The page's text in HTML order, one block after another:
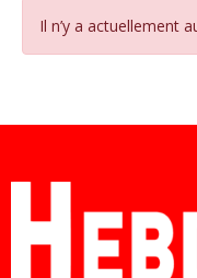
Il n’y a actuellement